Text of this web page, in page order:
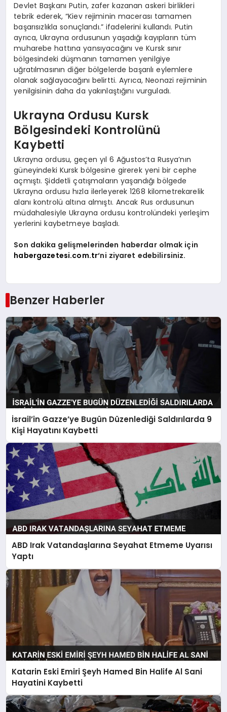
Devlet Başkanı Putin, zafer kazanan askeri birlikleri
tebrik ederek, “Kiev rejiminin macerası tamamen
başarısızlıkla sonuçlandı.” ifadelerini kullandı. Putin
ayrıca, Ukrayna ordusunun yaşadığı kayıpların tüm
muharebe hattına yansıyacağını ve Kursk sınır
bölgesindeki düşmanın tamamen yenilgiye
uğratılmasının diğer bölgelerde başarılı eylemlere
olanak sağlayacağını belirtti. Ayrıca, Neonazi rejiminin
yenilgisinin daha da yakınlaştığını vurguladı.
Ukrayna Ordusu Kursk
Bölgesindeki Kontrolünü
Kaybetti
Ukrayna ordusu, geçen yıl 6 Ağustos’ta Rusya’nın
güneyindeki Kursk bölgesine girerek yeni bir cephe
açmıştı. Şiddetli çatışmaların yaşandığı bölgede
Ukrayna ordusu hızla ilerleyerek 1268 kilometrekarelik
alanı kontrolü altına almıştı. Ancak Rus ordusunun
müdahalesiyle Ukrayna ordusu kontrolündeki yerleşim
yerlerini kaybetmeye başladı.
Son dakika gelişmelerinden haberdar olmak için
habergazetesi.com.tr‘ni ziyaret edebilirsiniz.
Benzer Haberler
İsrail’in Gazze’ye Bugün Düzenlediği Saldırılarda 9
Kişi Hayatını Kaybetti
ABD Irak Vatandaşlarına Seyahat Etmeme Uyarısı
Yaptı
Katarin Eski Emiri Şeyh Hamed Bin Halife Al Sani
Hayatini Kaybetti